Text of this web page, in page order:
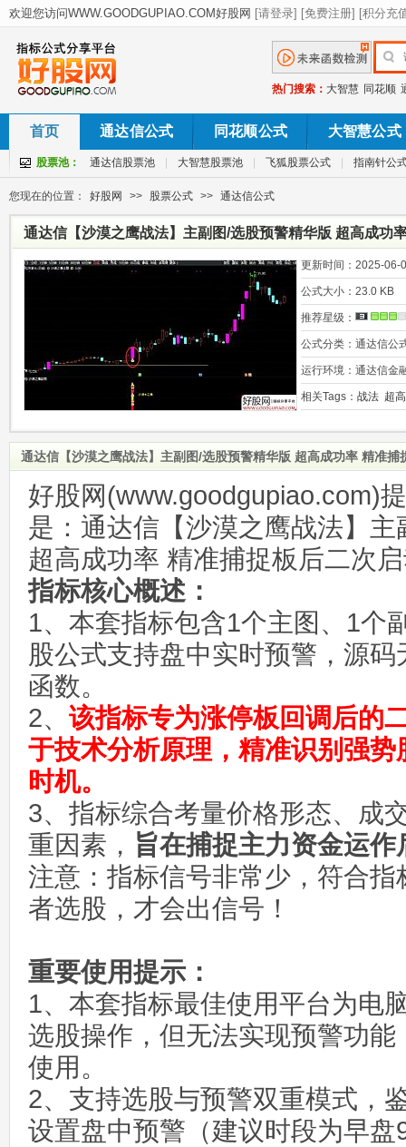
热门搜索： 大智慧 同花顺
首页 通达信公式 同花顺公式 大智慧公式
股票池： 通达信股票池 大智慧股票池 飞狐股票公式 指南针公
您现在的位置： 好股网 >> 股票公式 >> 通达信公式
通达信【沙漠之鹰战法】主副图/选股预警精华版 超高成功
启动机会
更新时间： 2025-06-
公式大小： 23.0 KB
推荐星级：
公式分类： 通达信公
运行环境： 通达信金
相关Tags： 战法 超
通达信【沙漠之鹰战法】主副图/选股预警精华版 超高成功率 精准捕
好股网(www.goodgupiao.com)
是：通达信【沙漠之鹰战法】
超高成功率 精准捕捉板后二次
指标核心概述：
1、本套指标包含1个主图、1个
股公式支持盘中实时预警，源
函数。
2、 该指标专为涨停板回调后的
于技术分析原理，精准识别强
时机。
3、指标综合考量价格形态、成
重因素， 旨在捕捉主力资金运
注意：指标信号非常少，符合
者选股，才会出信号！
重要使用提示：
1、本套指标最佳使用平台为电
选股操作，但无法实现预警功
使用。
2、支持选股与预警双重模式，
设置盘中预警（建议时段为早盘